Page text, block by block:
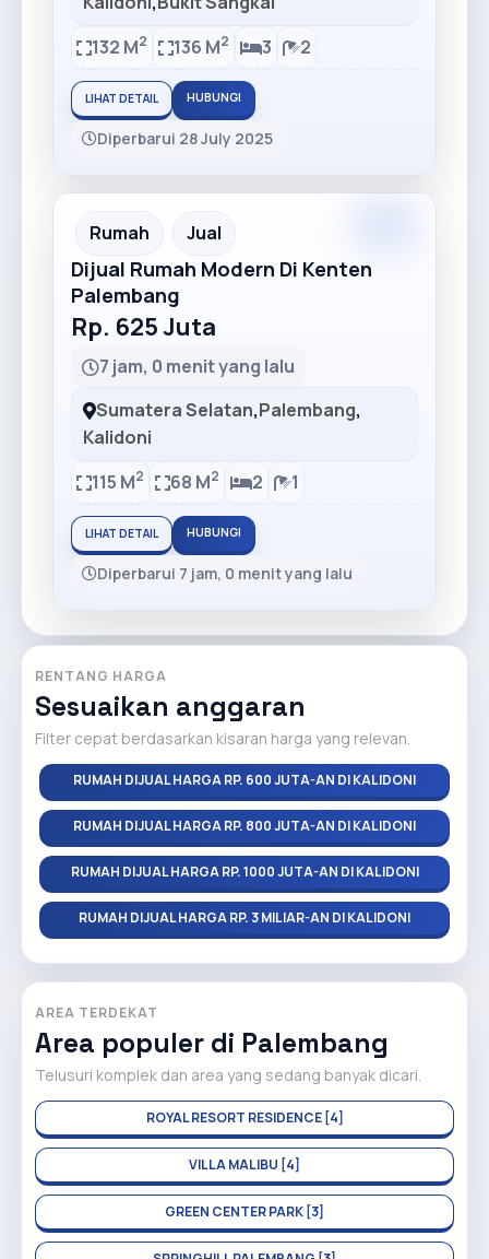
132 M2 136 M2 3 2
LIHAT DETAIL HUBUNGI
Diperbarui 28 July 2025
Rumah Jual
Dijual Rumah Modern Di Kenten
Palembang
Rp. 625 Juta
7 jam, 0 menit yang lalu
Sumatera Selatan,Palembang,
Kalidoni
115 M2 68 M2 2 1
LIHAT DETAIL HUBUNGI
Diperbarui 7 jam, 0 menit yang lalu
RENTANG HARGA
Sesuaikan anggaran
Filter cepat berdasarkan kisaran harga yang relevan.
RUMAH DIJUAL HARGA RP. 600 JUTA-AN DI KALIDONI
RUMAH DIJUAL HARGA RP. 800 JUTA-AN DI KALIDONI
RUMAH DIJUAL HARGA RP. 1000 JUTA-AN DI KALIDONI
RUMAH DIJUAL HARGA RP. 3 MILIAR-AN DI KALIDONI
AREA TERDEKAT
Area populer di Palembang
Telusuri komplek dan area yang sedang banyak dicari.
ROYAL RESORT RESIDENCE [4]
VILLA MALIBU [4]
GREEN CENTER PARK [3]